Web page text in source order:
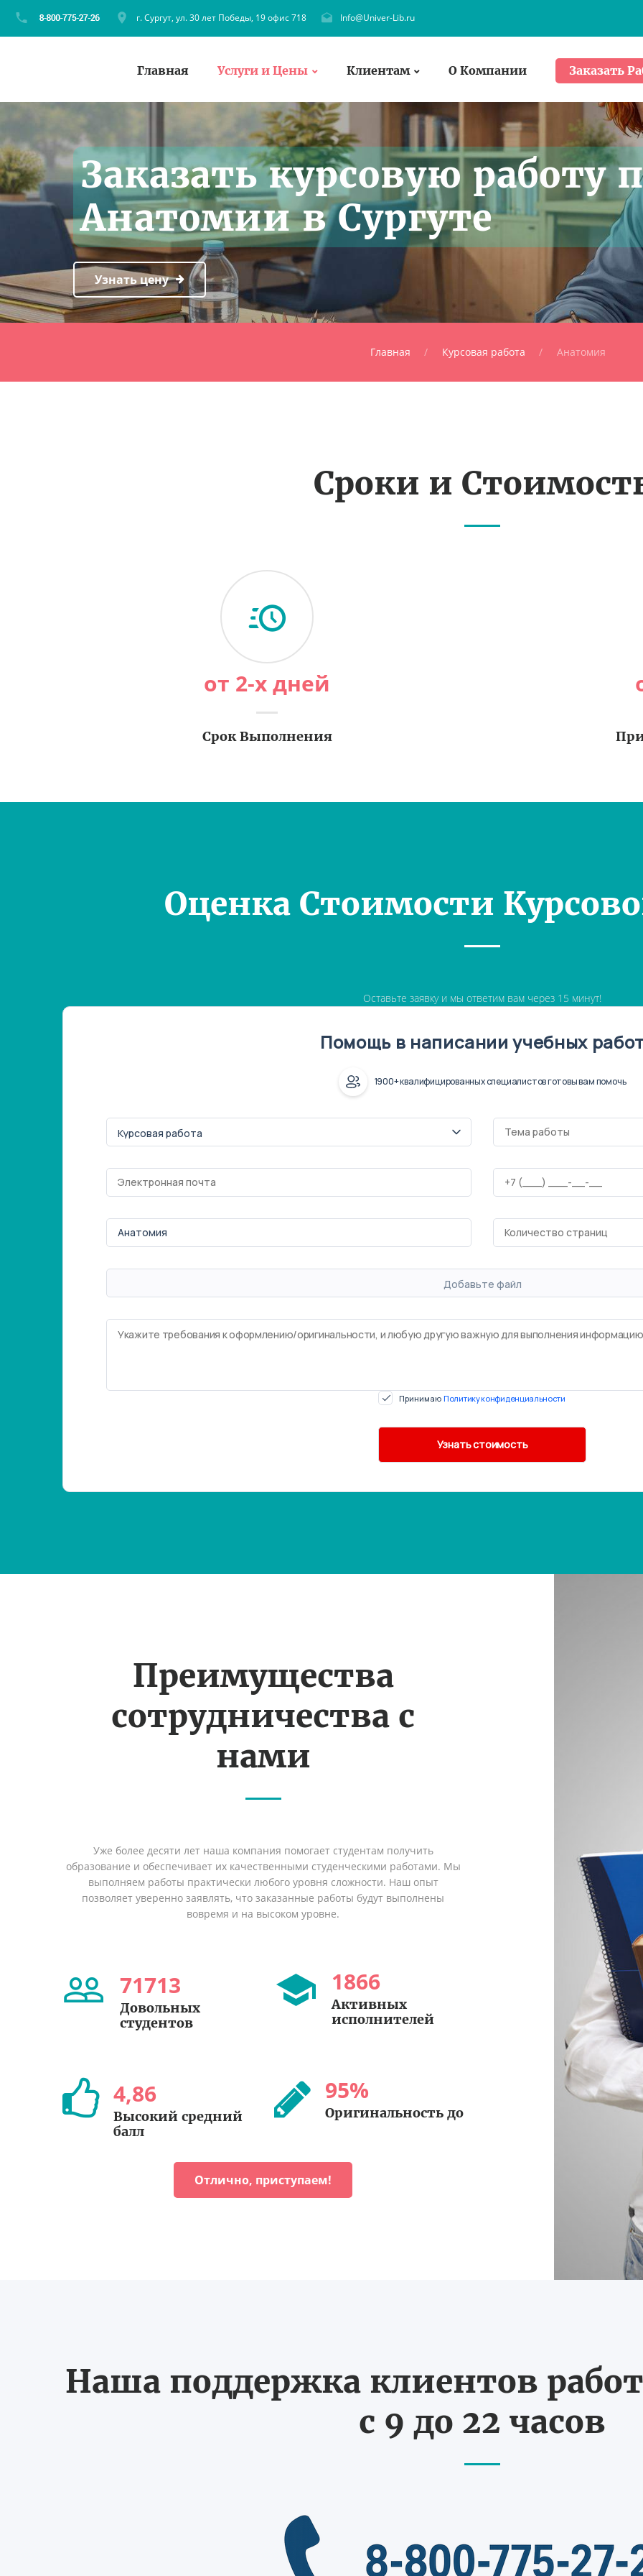
г. Сургут, ул. 30 лет Победы, 19 офис 718 Info@Univer-Lib.ru
Главная Услуги и Цены Клиентам О Компании Заказать
Заказать курсовую работу
Анатомии в Сургуте
Узнать цену
Главная Курсовая работа Анатомия
Сроки и
от 2-х дней
Срок Выполнения
Оценка Стоимости
Оставьте заявку и мы ответим вам через 15 минут!
Помощь в написании учебных
1900+ квалифицированных специалистов готовы вам помочь
Добавьте файл
Принимаю Политику конфиденциальности
Преимущества
сотрудничества с
нами
Уже более десяти лет наша компания помогает студентам получить
образование и обеспечивает их качественными студенческими работами. Мы
выполняем работы практически любого уровня сложности. Наш опыт
позволяет уверенно заявлять, что заказанные работы будут выполнены
вовремя и на высоком уровне.
71713
Довольных
студентов
1866
Активных
исполнителей
4,86
Высокий средний
балл
95%
Оригинальность до
Отлично, приступаем!
Наша поддержка клиентов
с 9 до 22 часов